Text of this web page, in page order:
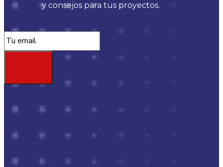
y consejos para tus proyectos.